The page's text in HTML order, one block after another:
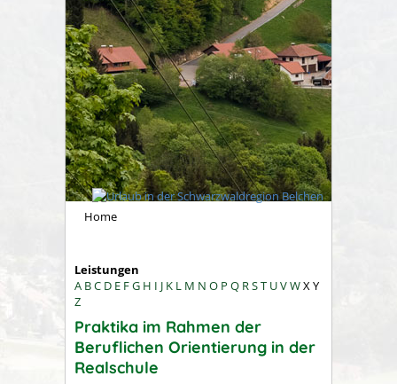
Home
Leistungen
A BC D E FG H I J K L M N O P Q RST UVWXY
Z
Praktika im Rahmen der
Beruflichen Orientierung in der
Realschule